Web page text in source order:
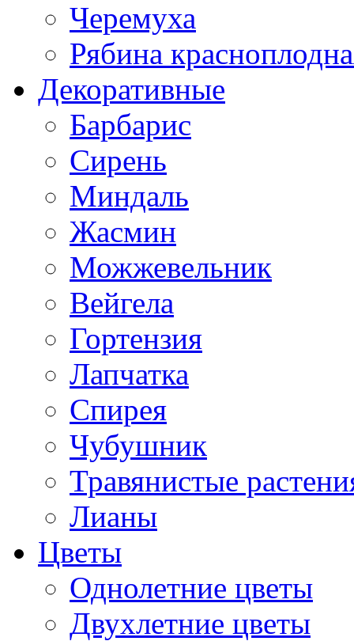
Черемуха
Рябина
Декоративные
Барбарис
Сирень
Миндаль
Жасмин
Можжевельник
Вейгела
Гортензия
Лапчатка
Спирея
Чубушник
Травянистые
Лианы
Цветы
Однолетние цветы
Двухлетние цветы